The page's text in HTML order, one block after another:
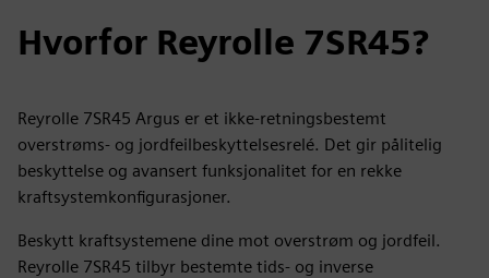
Hvorfor Reyrolle 7SR45?
Reyrolle 7SR45 Argus er et ikke-retningsbestemt
overstrøms- og jordfeilbeskyttelsesrelé. Det gir pålitelig
beskyttelse og avansert funksjonalitet for en rekke
kraftsystemkonfigurasjoner.
Beskytt kraftsystemene dine mot overstrøm og jordfeil.
Reyrolle 7SR45 tilbyr bestemte tids- og inverse